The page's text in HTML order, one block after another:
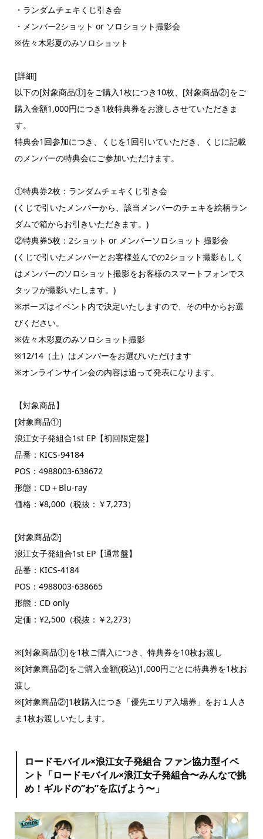
・ランダムチェキくじ引き会
・メンバー2ショット or ソロショット撮影会
※佐々木彩夏のみソロショット
[詳細]
以下の[対象商品①]をご購入1枚につき10枚、[対象商品②]をご
購入金額1,000円につき1枚特典券をお渡しさせていただきま
す。
特典会1回参加につき、くじを1回引いていただき、くじに記載
のメンバーの特典会にご参加いただけます。
①特典券2枚：ランダムチェキくじ引き会
(くじで引いたメンバーから、該当メンバーのチェキを絵柄ラン
ダムで箱からお引きいただきます。)
②特典券5枚：2ショット or メンバーソロショット 撮影会
(くじで引いたメンバーとお客様並んでの2ショット撮影もしく
はメンバーのソロショット撮影をお客様のスマートフォンでス
タッフが撮影いたします。)
※ポーズはイベント内で決定いたしますので、その中からお選
びください。
※佐々木彩夏のみソロショット撮影
※12/14（土）はメンバーをお選びいただけます
※オンラインサイン会の内容は追って発表になります。
【対象商品】
[対象商品①]
浪江女子発組合1st EP【初回限定盤】
品番：KICS-94184
POS：4988003-638672
形態：CD＋Blu-ray
価格：¥8,000（税抜：￥7,273）
[対象商品②]
浪江女子発組合1st EP【通常盤】
品番：KICS-4184
POS：4988003-638665
形態：CD only
定価：¥2,500（税抜：￥2,273）
※[対象商品①]を1枚ご購入につき、特典券を10枚お渡し
※[対象商品②]をご購入金額(税込)1,000円ごとに特典券を1枚お
渡し
※[対象商品②]1枚購入につき「優先エリア入場券」をお１人さ
ま1枚お渡しいたします。
ロードモバイル×浪江女子発組合 ファン協力型イベ
ント「ロードモバイル×浪江女子発組合〜みんなで挑
め！ギルドの”わ”を広げよう〜」